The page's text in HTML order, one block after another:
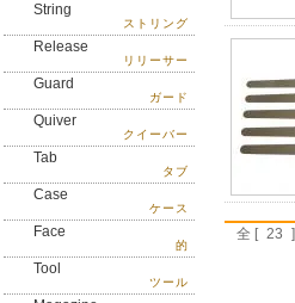
String
ストリング
Release
リリーサー
Guard
ガード
Quiver
クイーバー
Tab
タブ
Case
ケース
Face
的
Tool
ツール
全 [ 23